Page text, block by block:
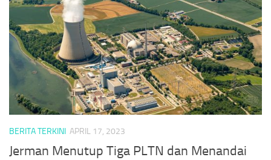
BERITA TERKINI APRIL 17, 2023
Jerman Menutup Tiga PLTN dan Menandai